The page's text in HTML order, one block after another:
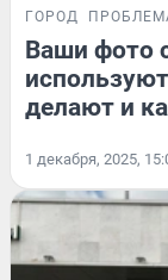
ГОРОД
Ваши фото
делают и
1 декабря, 2025,